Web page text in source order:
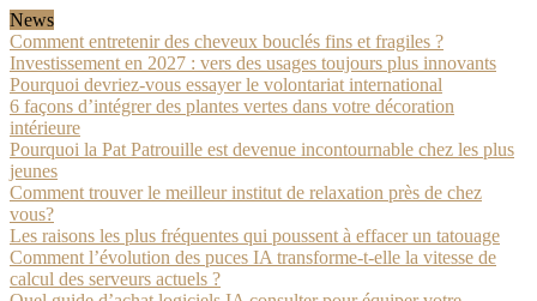
News
Comment entretenir des cheveux bouclés fins et fragiles ?
Investissement en 2027 : vers des usages toujours plus innovants
Pourquoi devriez-vous essayer le volontariat international
6 façons d’intégrer des plantes vertes dans votre décoration
intérieure
Pourquoi la Pat Patrouille est devenue incontournable chez les plus
jeunes
Comment trouver le meilleur institut de relaxation près de chez
vous?
Les raisons les plus fréquentes qui poussent à effacer un tatouage
Comment l’évolution des puces IA transforme-t-elle la vitesse de
calcul des serveurs actuels ?